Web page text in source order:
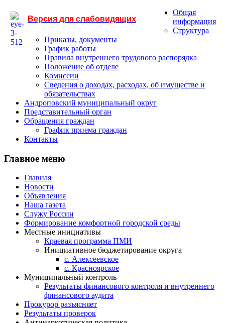
Версия для слабовидящих
Общая
информация
Структура
Приказы, документы
График работы
Правила внутреннего трудового распорядка
Положение об отделе
Комиссии
Сведения о доходах, расходах, об имуществе и
обязательствах
Андроповский муниципальный округ
Представительный орган
Обращения граждан
График приема граждан
Контакты
Главное меню
Главная
Новости
Объявления
Наша газета
Служу России
Формирование комфортной городской среды
Местные инициативы
Краевая программа ПМИ
Инициативное бюджетирование округа
с. Алексеевское
с. Красноярское
Муниципальный контроль
Результаты финансового контроля и внутреннего
финансового аудита
Прокурор разъясняет
Результаты проверок